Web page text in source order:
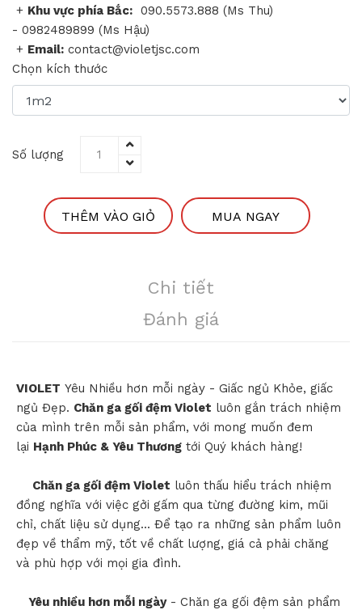
+ Khu vực phía Bắc: 090.5573.888 (Ms Thu)
- 0982489899 (Ms Hậu)
+ Email: contact@violetjsc.com
Chọn kích thước
Số lượng
THÊM VÀO GIỎ MUA NGAY
Chi tiết
Đánh giá
VIOLET Yêu Nhiều hơn mỗi ngày - Giấc ngủ Khỏe, giấc
ngủ Đẹp. Chăn ga gối đệm Violet luôn gắn trách nhiệm
của mình trên mỗi sản phẩm, với mong muốn đem
lại Hạnh Phúc & Yêu Thương tới Quý khách hàng!
Chăn ga gối đệm Violet luôn thấu hiểu trách nhiệm
đồng nghĩa với việc gởi gấm qua từng đường kim, mũi
chỉ, chất liệu sử dụng... Để tạo ra những sản phẩm luôn
đẹp về thẩm mỹ, tốt về chất lượng, giá cả phải chăng
và phù hợp với mọi gia đình.
Yêu nhiều hơn mỗi ngày- Chăn ga gối đệm sản phẩm